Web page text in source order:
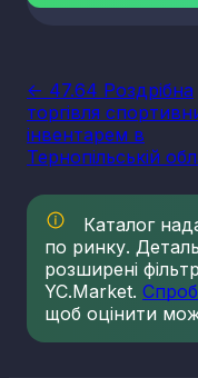
<- 47.64 Роздрібна
торгівля
інвентарем в
Тернопільській
Каталог
по ринку.
розширені
YC.Market.
щоб оцінити